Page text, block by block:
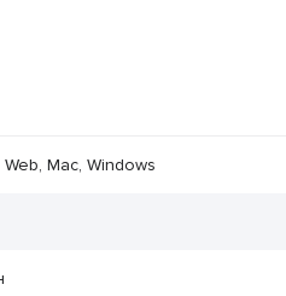
Mac, Windows